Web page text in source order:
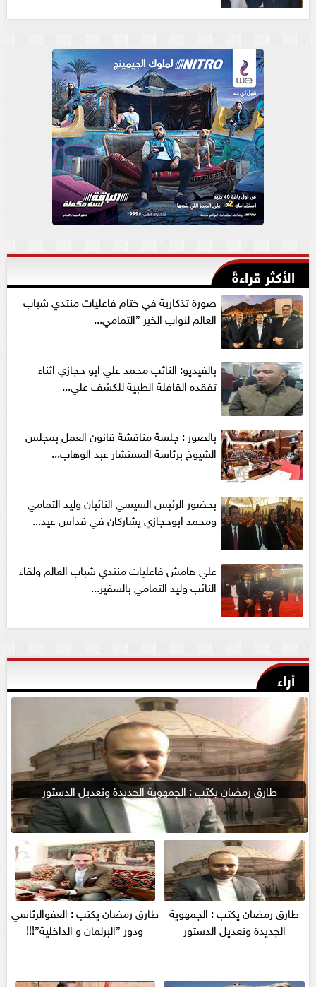
الأكثر قراءةً
صورة تذكارية في ختام فاعليات منتدي شباب
العالم لنواب الخير ”التمامي...
بالفيديو: النائب محمد علي ابو حجازي اثناء
تفقده القافلة الطبية للكشف علي...
بالصور : جلسة مناقشة قانون العمل بمجلس
الشيوخ برئاسة المستشار عبد الوهاب...
بحضور الرئيس السيسي النائبان وليد التمامي
ومحمد ابوحجازي يشاركان في قداس عيد...
علي هامش فاعليات منتدي شباب العالم ولقاء
النائب وليد التمامي بالسفير...
أراء
طارق رمضان يكتب : الجمهوية الجديدة وتعديل الدستور
طارق رمضان يكتب : الجمهوية
الجديدة وتعديل الدستور
طارق رمضان يكتب : العفوالرئاسي
ودور ”البرلمان و الداخلية”!!!